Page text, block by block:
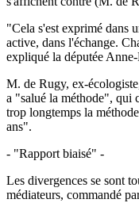
"Cela s'est exprimé dans
active, dans l'échange.
expliqué la députée
M. de Rugy, ex-
a "salué la méthode", qui
trop longtemps la
ans".
- "Rapport biaisé" -
Les divergences se sont
médiateurs, commandé